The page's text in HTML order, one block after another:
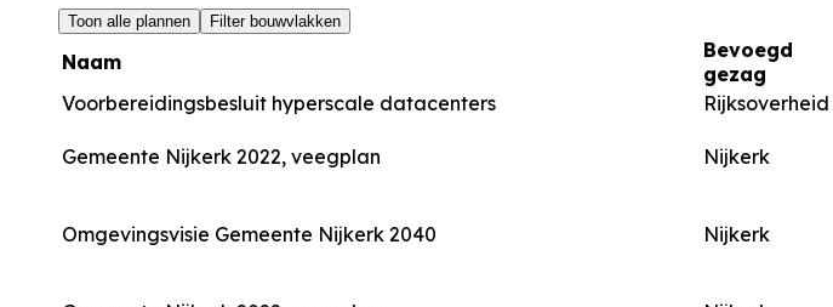
Toon alle plannen Filter bouwvlakken
Naam
Bevoegd
gezag
Voorbereidingsbesluit hyperscale datacenters
Rijksoverheid
Gemeente Nijkerk 2022, veegplan Nijkerk
Omgevingsvisie Gemeente Nijkerk 2040 Nijkerk